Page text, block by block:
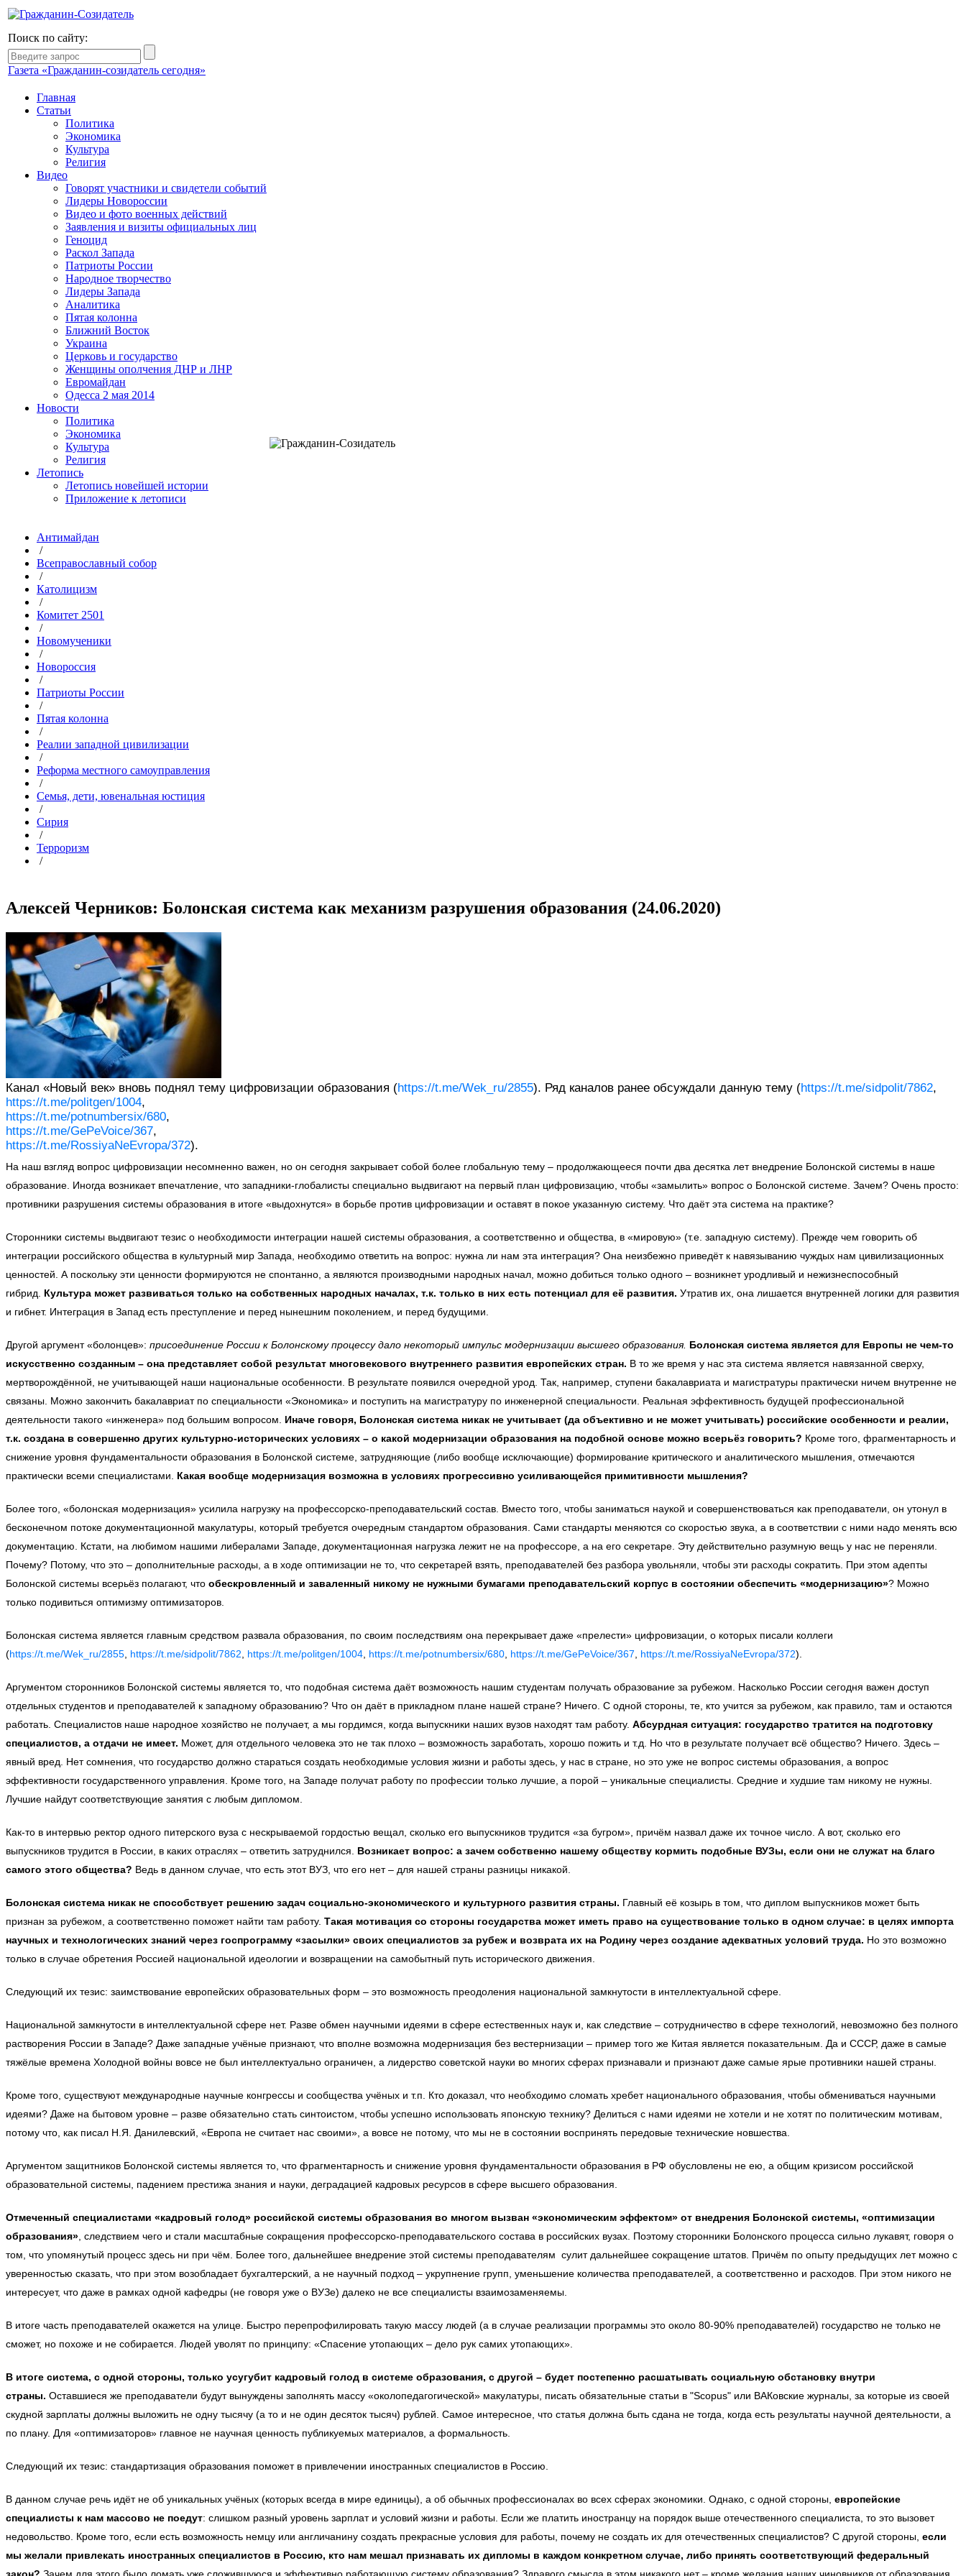
Поиск по сайту:
Газета «Гражданин-созидатель сегодня»
Главная
Статьи
Политика
Экономика
Культура
Религия
Видео
Говорят участники и свидетели событий
Лидеры Новороссии
Видео и фото военных действий
Заявления и визиты официальных лиц
Геноцид
Раскол Запада
Патриоты России
Народное творчество
Лидеры Запада
Аналитика
Пятая колонна
Ближний Восток
Украина
Церковь и государство
Женщины ополчения ДНР и ЛНР
Евромайдан
Одесса 2 мая 2014
Новости
Политика
Экономика
Культура
Религия
Летопись
Летопись новейшей истории
Приложение к летописи
Антимайдан
/
Всеправославный собор
/
Католицизм
/
Комитет 2501
/
Новомученики
/
Новороссия
/
Патриоты России
/
Пятая колонна
/
Реалии западной цивилизации
/
Реформа местного самоуправления
/
Семья, дети, ювенальная юстиция
/
Сирия
/
Терроризм
/
Алексей Черников: Болонская система как механизм разрушения образования (24.06.2020)
Канал «Новый век» вновь поднял тему цифровизации образования (https://t.me/Wek_ru/2855). Ряд каналов ранее обсуждали данную тему (https://t.me/sidpolit/7862,
https://t.me/politgen/1004,
https://t.me/potnumbersix/680,
https://t.me/GePeVoice/367,
https://t.me/RossiyaNeEvropa/372).
На наш взгляд вопрос цифровизации несомненно важен, но он сегодня закрывает собой более глобальную тему – продолжающееся почти два десятка лет внедрение Болонской системы в наше
образование. Иногда возникает впечатление, что западники-глобалисты специально выдвигают на первый план цифровизацию, чтобы «замылить» вопрос о Болонской системе. Зачем? Очень просто:
противники разрушения системы образования в итоге «выдохнутся» в борьбе против цифровизации и оставят в покое указанную систему. Что даёт эта система на практике?
Сторонники системы выдвигают тезис о необходимости интеграции нашей системы образования, а соответственно и общества, в «мировую» (т.е. западную систему). Прежде чем говорить об
интеграции российского общества в культурный мир Запада, необходимо ответить на вопрос: нужна ли нам эта интеграция? Она неизбежно приведёт к навязыванию чуждых нам цивилизационных
ценностей. А поскольку эти ценности формируются не спонтанно, а являются производными народных начал, можно добиться только одного – возникнет уродливый и нежизнеспособный
гибрид. Культура может развиваться только на собственных народных началах, т.к. только в них есть потенциал для её развития. Утратив их, она лишается внутренней логики для развития
и гибнет. Интеграция в Запад есть преступление и перед нынешним поколением, и перед будущими.
Другой аргумент «болонцев»: присоединение России к Болонскому процессу дало некоторый импульс модернизации высшего образования. Болонская система является для Европы не чем-то
искусственно созданным – она представляет собой результат многовекового внутреннего развития европейских стран. В то же время у нас эта система является навязанной сверху,
мертворождённой, не учитывающей наши национальные особенности. В результате появился очередной урод. Так, например, ступени бакалавриата и магистратуры практически ничем внутренне не
связаны. Можно закончить бакалавриат по специальности «Экономика» и поступить на магистратуру по инженерной специальности. Реальная эффективность будущей профессиональной
деятельности такого «инженера» под большим вопросом. Иначе говоря, Болонская система никак не учитывает (да объективно и не может учитывать) российские особенности и реалии,
т.к. создана в совершенно других культурно-исторических условиях – о какой модернизации образования на подобной основе можно всерьёз говорить? Кроме того, фрагментарность и
снижение уровня фундаментальности образования в Болонской системе, затрудняющие (либо вообще исключающие) формирование критического и аналитического мышления, отмечаются
практически всеми специалистами.
Какая вообще модернизация возможна в условиях прогрессивно усиливающейся примитивности мышления?
Более того, «болонская модернизация» усилила нагрузку на профессорско-преподавательский состав. Вместо того, чтобы заниматься наукой и совершенствоваться как преподаватели, он утонул в
бесконечном потоке документационной макулатуры, который требуется очередным стандартом образования. Сами стандарты меняются со скоростью звука, а в соответствии с ними надо менять всю
документацию. Кстати, на любимом нашими либералами Западе, документационная нагрузка лежит не на профессоре, а на его секретаре. Эту действительно разумную вещь у нас не переняли.
Почему? Потому, что это – дополнительные расходы, а в ходе оптимизации не то, что секретарей взять, преподавателей без разбора увольняли, чтобы эти расходы сократить. При этом адепты
Болонской системы всерьёз полагают, что обескровленный и заваленный никому не нужными бумагами преподавательский корпус в состоянии обеспечить «модернизацию»? Можно
только подивиться оптимизму оптимизаторов.
Болонская система является главным средством развала образования, по своим последствиям она перекрывает даже «прелести» цифровизации, о которых писали коллеги
(https://t.me/Wek_ru/2855 https://t.me/sidpolit/7862 https://t.me/politgen/1004 https://t.me/potnumbersix/680 https://t.me/GePeVoice/367 https://t.me/RossiyaNeEvropa/372).
Аргументом сторонников Болонской системы является то, что подобная система даёт возможность нашим студентам получать образование за рубежом. Насколько России сегодня важен доступ
отдельных студентов и преподавателей к западному образованию? Что он даёт в прикладном плане нашей стране? Ничего. С одной стороны, те, кто учится за рубежом, как правило, там и остаются
работать. Специалистов наше народное хозяйство не получает, а мы гордимся, когда выпускники наших вузов находят там работу. Абсурдная ситуация: государство тратится на подготовку
специалистов, а отдачи не имеет. Может, для отдельного человека это не так плохо – возможность заработать, хорошо пожить и т.д. Но что в результате получает всё общество? Ничего. Здесь –
явный вред. Нет сомнения, что государство должно стараться создать необходимые условия жизни и работы здесь, у нас в стране, но это уже не вопрос системы образования, а вопрос
эффективности государственного управления. Кроме того, на Западе получат работу по профессии только лучшие, а порой – уникальные специалисты. Средние и худшие там никому не нужны.
Лучшие найдут соответствующие занятия с любым дипломом.
Как-то в интервью ректор одного питерского вуза с нескрываемой гордостью вещал, сколько его выпускников трудится «за бугром», причём назвал даже их точное число. А вот, сколько его
выпускников трудится в России, в каких отраслях – ответить затруднился. Возникает вопрос: а зачем собственно нашему обществу кормить подобные ВУЗы, если они не служат на благо
самого этого общества? Ведь в данном случае, что есть этот ВУЗ, что его нет – для нашей страны разницы никакой.
Болонская система никак не способствует решению задач социально-экономического и культурного развития страны. Главный её козырь в том, что диплом выпускников может быть
признан за рубежом, а соответственно поможет найти там работу. Такая мотивация со стороны государства может иметь право на существование только в одном случае: в целях импорта
научных и технологических знаний через госпрограмму «засылки» своих специалистов за рубеж и возврата их на Родину через создание адекватных условий труда. Но это возможно
только в случае обретения Россией национальной идеологии и возвращении на самобытный путь исторического движения.
Следующий их тезис: заимствование европейских образовательных форм – это возможность преодоления национальной замкнутости в интеллектуальной сфере.
Национальной замкнутости в интеллектуальной сфере нет. Разве обмен научными идеями в сфере естественных наук и, как следствие – сотрудничество в сфере технологий, невозможно без полного
растворения России в Западе? Даже западные учёные признают, что вполне возможна модернизация без вестернизации – пример того же Китая является показательным. Да и СССР, даже в самые
тяжёлые времена Холодной войны вовсе не был интеллектуально ограничен, а лидерство советской науки во многих сферах признавали и признают даже самые ярые противники нашей страны.
Кроме того, существуют международные научные конгрессы и сообщества учёных и т.п. Кто доказал, что необходимо сломать хребет национального образования, чтобы обмениваться научными
идеями? Даже на бытовом уровне – разве обязательно стать синтоистом, чтобы успешно использовать японскую технику? Делиться с нами идеями не хотели и не хотят по политическим мотивам,
потому что, как писал Н.Я. Данилевский, «Европа не считает нас своими», а вовсе не потому, что мы не в состоянии воспринять передовые технические новшества.
Аргументом защитников Болонской системы является то, что фрагментарность и снижение уровня фундаментальности образования в РФ обусловлены не ею, а общим кризисом российской
образовательной системы, падением престижа знания и науки, деградацией кадровых ресурсов в сфере высшего образования.
Отмеченный специалистами «кадровый голод» российской системы образования во многом вызван «экономическим эффектом» от внедрения Болонской системы, «оптимизации
образования» , следствием чего и стали масштабные сокращения профессорско-преподавательского состава в российских вузах. Поэтому сторонники Болонского процесса сильно лукавят, говоря о
том, что упомянутый процесс здесь ни при чём. Более того, дальнейшее внедрение этой системы преподавателям сулит дальнейшее сокращение штатов. Причём по опыту предыдущих лет можно с
уверенностью сказать, что при этом возобладает бухгалтерский, а не научный подход – укрупнение групп, уменьшение количества преподавателей, а соответственно и расходов. При этом никого не
интересует, что даже в рамках одной кафедры (не говоря уже о ВУЗе) далеко не все специалисты взаимозаменяемы.
В итоге часть преподавателей окажется на улице. Быстро перепрофилировать такую массу людей (а в случае реализации программы это около 80-90% преподавателей) государство не только не
сможет, но похоже и не собирается. Людей уволят по принципу: «Спасение утопающих – дело рук самих утопающих».
В итоге система, с одной стороны, только усугубит кадровый голод в системе образования, с другой – будет постепенно расшатывать социальную обстановку внутри
страны. Оставшиеся же преподаватели будут вынуждены заполнять массу «околопедагогической» макулатуры, писать обязательные статьи в "Scopus" или ВАКовские журналы, за которые из своей
скудной зарплаты должны выложить не одну тысячу (а то и не один десяток тысяч) рублей. Самое интересное, что статья должна быть сдана не тогда, когда есть результаты научной деятельности, а
по плану. Для «оптимизаторов» главное не научная ценность публикуемых материалов, а формальность.
Следующий их тезис: стандартизация образования поможет в привлечении иностранных специалистов в Россию.
В данном случае речь идёт не об уникальных учёных (которых всегда в мире единицы), а об обычных профессионалах во всех сферах экономики. Однако, с одной стороны, европейские
специалисты к нам массово не поедут: слишком разный уровень зарплат и условий жизни и работы. Если же платить иностранцу на порядок выше отечественного специалиста, то это вызовет
недовольство. Кроме того, если есть возможность немцу или англичанину создать прекрасные условия для работы, почему не создать их для отечественных специалистов? С другой стороны, если
мы желали привлекать иностранных специалистов в Россию, кто нам мешал признавать их дипломы в каждом конкретном случае, либо принять соответствующий федеральный